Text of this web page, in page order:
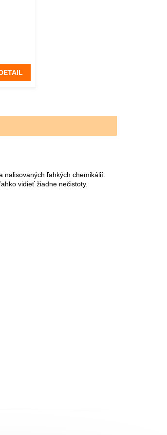
ľahkých chemikálií.
vidieť žiadne nečistoty.